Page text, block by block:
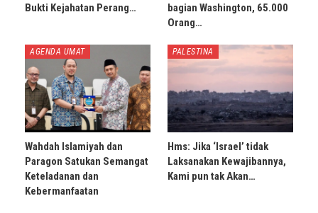
Bukti Kejahatan Perang…
bagian Washington, 65.000
Orang…
AGENDA UMAT
Wahdah Islamiyah dan
Paragon Satukan Semangat
Keteladanan dan
Kebermanfaatan
PALESTINA
Hms: Jika ‘Israel’ tidak
Laksanakan Kewajibannya,
Kami pun tak Akan…